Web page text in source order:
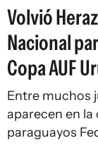
Volvió
Nacional
Copa AUF
Entre muchos
aparecen en
paraguayos